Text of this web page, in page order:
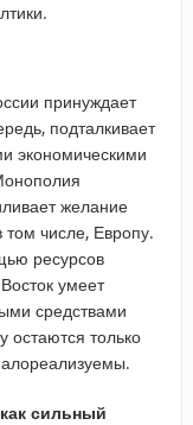
принуждает
подталкивает
экономическими
желание
том числе, Европу.
ресурсов
умеет
средствами
остаются только
сильный